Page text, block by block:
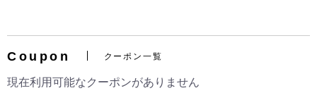
Coupon クーポン一覧
現在利用可能なクーポンがありません